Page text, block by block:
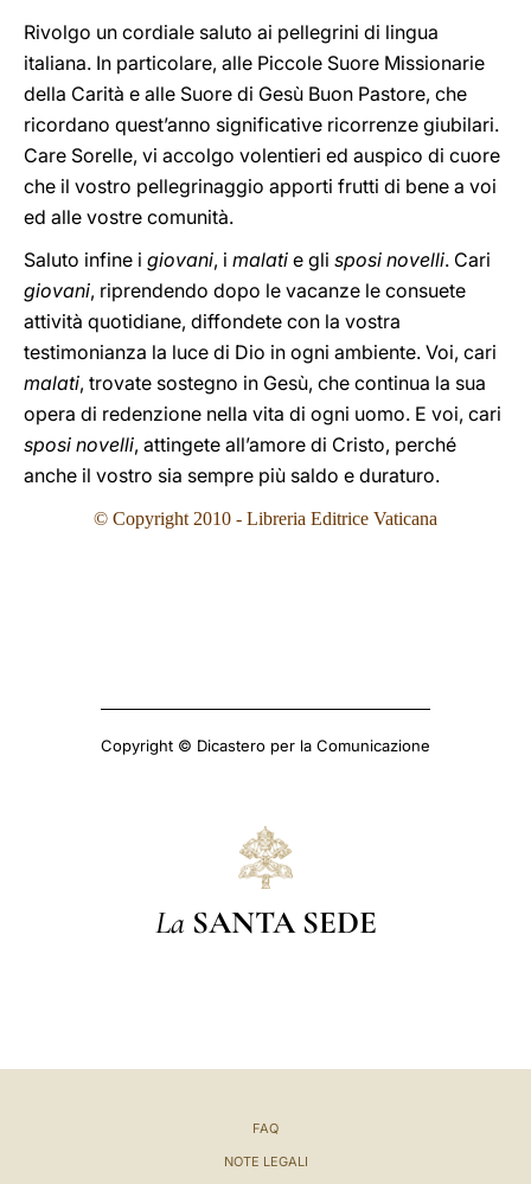
Rivolgo un cordiale saluto ai pellegrini di lingua
italiana. In particolare, alle Piccole Suore Missionarie
della Carità e alle Suore di Gesù Buon Pastore, che
ricordano quest’anno significative ricorrenze giubilari.
Care Sorelle, vi accolgo volentieri ed auspico di cuore
che il vostro pellegrinaggio apporti frutti di bene a voi
ed alle vostre comunità.
Saluto infine i giovani, i malati e gli sposi novelli. Cari
giovani, riprendendo dopo le vacanze le consuete
attività quotidiane, diffondete con la vostra
testimonianza la luce di Dio in ogni ambiente. Voi, cari
malati, trovate sostegno in Gesù, che continua la sua
opera di redenzione nella vita di ogni uomo. E voi, cari
sposi novelli, attingete all’amore di Cristo, perché
anche il vostro sia sempre più saldo e duraturo.
© Copyright 2010 - Libreria Editrice Vaticana
Copyright © Dicastero per la Comunicazione
La SANTA SEDE
FAQ
NOTE LEGALI